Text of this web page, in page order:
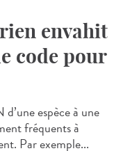
envahit
code pour
espèce à une
fréquents à
Par exemple...